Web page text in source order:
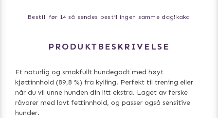
Bestill før 14 så sendes bestillingen samme dag! kaka
PRODUKTBESKRIVELSE
Et naturlig og smakfullt hundegodt med høyt
kjøttinnhold (89,8 %) fra kylling. Perfekt til trening eller
når du vil unne hunden din litt ekstra. Laget av ferske
råvarer med lavt fettinnhold, og passer også sensitive
hunder.